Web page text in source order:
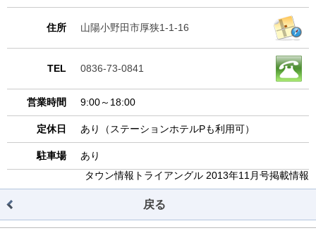
住所 山陽小野田市厚狭1-1-16
TEL 0836-73-0841
営業時間 9:00～18:00
定休日 あり（ステーションホテルPも利用可）
駐車場
あり
タウン情報トライアングル 2013年11月号掲載情報
戻る